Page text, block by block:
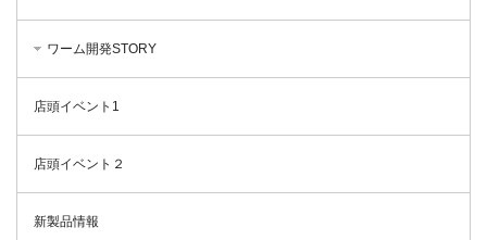
ワーム開発STORY
店頭イベント1
店頭イベント２
新製品情報